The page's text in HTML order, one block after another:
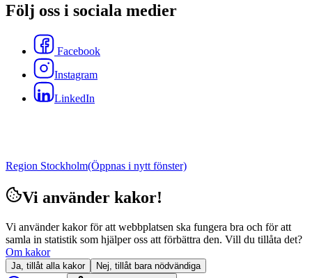
Följ oss i sociala medier
Facebook
Instagram
LinkedIn
Region Stockholm(Öppnas i nytt fönster)
Vi använder kakor!
Vi använder kakor för att webbplatsen ska fungera bra och för att
samla in statistik som hjälper oss att förbättra den. Vill du tillåta det?
Om kakor
Ja, tillåt alla kakor Nej, tillåt bara nödvändiga